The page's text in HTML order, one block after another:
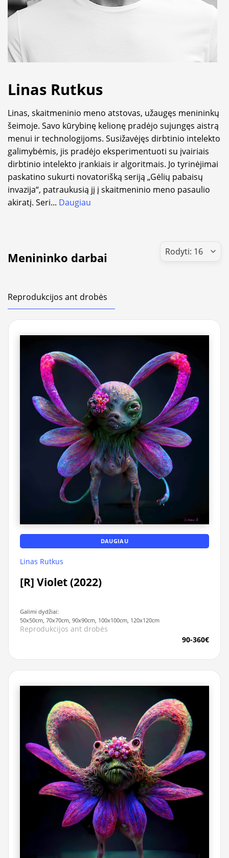
Linas Rutkus
Linas, skaitmeninio meno atstovas, užaugęs menininkų
šeimoje. Savo kūrybinę kelionę pradėjo sujungęs aistrą
menui ir technologijoms. Susižavėjęs dirbtinio intelekto
galimybėmis, jis pradėjo eksperimentuoti su įvairiais
dirbtinio intelekto įrankiais ir algoritmais. Jo tyrinėjimai
paskatino sukurti novatorišką seriją „Gėlių pabaisų
invazija“, patraukusią jį į skaitmeninio meno pasaulio
akiratį. Seri... Daugiau
Menininko darbai
Reprodukcijos ant drobės
DAUGIAU
Linas Rutkus
[R] Violet (2022)
Galimi dydžiai:
50x50cm, 70x70cm, 90x90cm, 100x100cm, 120x120cm
Reprodukcijos ant drobės
90-360€